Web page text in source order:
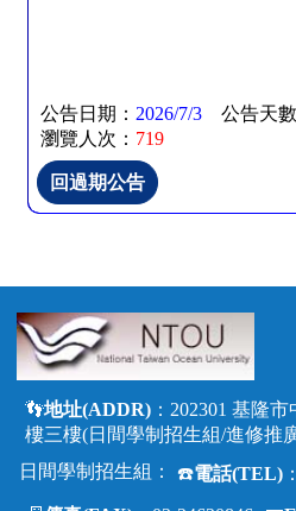
公告日期： 2026/7/3 公告天
瀏覽人次： 719
👣地址(ADDR) ：202301 基隆
樓三樓(日間學制招生組/進修推
日間學制招生組：
☎️電話(TEL)